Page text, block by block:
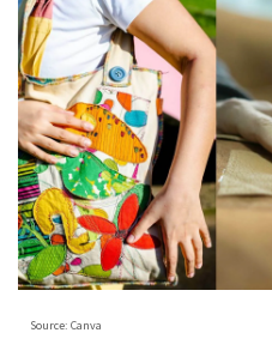
Source: Canva